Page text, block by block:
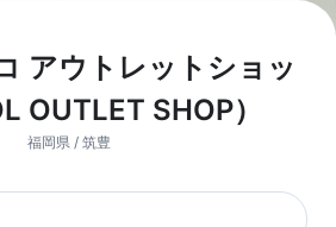
アウトレットショッ
OUTLET SHOP）
福岡県 / 筑豊